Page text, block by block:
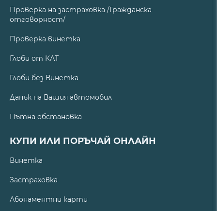
Проверка на застраховка /Гражданска
отговорност/
Проверка винетка
Глоби от КАТ
Глоби без Винетка
Данък на Вашия автомобил
Пътна обстановка
КУПИ ИЛИ ПОРЪЧАЙ ОНЛАЙН
Винетка
Застраховка
Абонаментни карти